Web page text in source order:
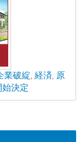
業破綻, 経済, 原
決定